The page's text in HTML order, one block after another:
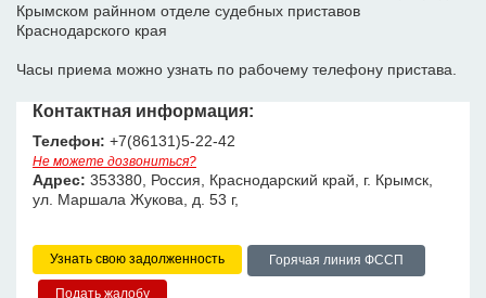
Крымском райнном отделе судебных приставов
Краснодарского края
Часы приема можно узнать по рабочему телефону пристава.
Контактная информация:
Телефон: +7(86131)5-22-42
Не можете дозвониться?
Адрес: 353380, Россия, Краснодарский край, г. Крымск,
ул. Маршала Жукова, д. 53 г,
Узнать свою задолженность Горячая линия ФССП